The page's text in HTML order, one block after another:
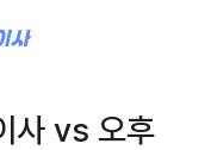
사 vs 오후